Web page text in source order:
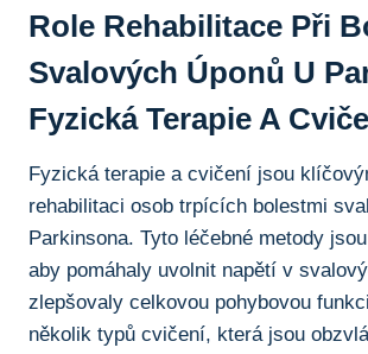
Role Rehabilitace ‌při
Svalových Úponů ‍u
‍Fyzická Terapie A
Fyzická terapie a cvičení‌ jsou
rehabilitaci osob trpících bolestmi
Parkinsona. Tyto léčebné ⁤metody
aby pomáhaly uvolnit napětí v
⁢zlepšovaly ⁢celkovou pohybovou
několik typů cvičení, která jsou